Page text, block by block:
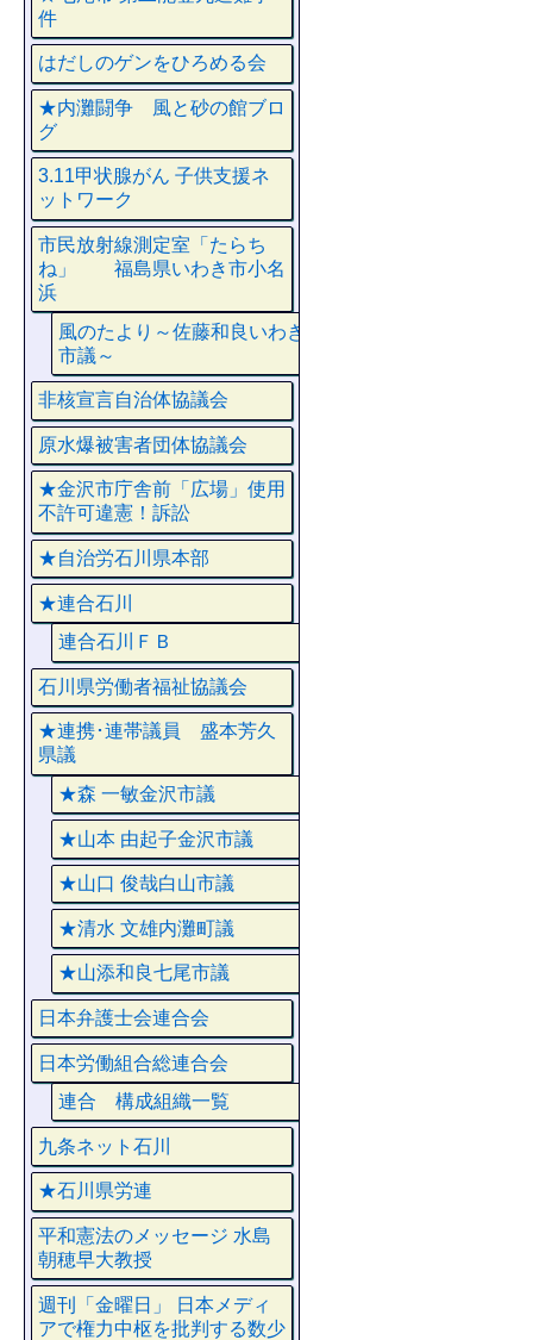
件
はだしのゲンをひろめる会
★内灘闘争 風と砂の館ブロ
グ
3.11甲状腺がん 子供支援ネ
ットワーク
市民放射線測定室「たらち
ね」 福島県いわき市小名
浜
風のたより～佐藤和良いわき
市議～
非核宣言自治体協議会
原水爆被害者団体協議会
★金沢市庁舎前「広場」使用
不許可違憲！訴訟
★自治労石川県本部
★連合石川
連合石川ＦＢ
石川県労働者福祉協議会
★連携･連帯議員 盛本芳久
県議
★森 一敏金沢市議
★山本 由起子金沢市議
★山口 俊哉白山市議
★清水 文雄内灘町議
★山添和良七尾市議
日本弁護士会連合会
日本労働組合総連合会
連合 構成組織一覧
九条ネット石川
★石川県労連
平和憲法のメッセージ 水島
朝穂早大教授
週刊「金曜日」 日本メディ
アで権力中枢を批判する数少